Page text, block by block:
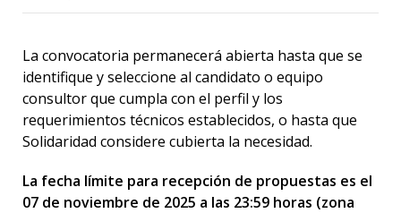
La convocatoria permanecerá abierta hasta que se
identifique y seleccione al candidato o equipo
consultor que cumpla con el perfil y los
requerimientos técnicos establecidos, o hasta que
Solidaridad considere cubierta la necesidad.
La fecha límite para recepción de propuestas es el
07 de noviembre de 2025 a las 23:59 horas (zona